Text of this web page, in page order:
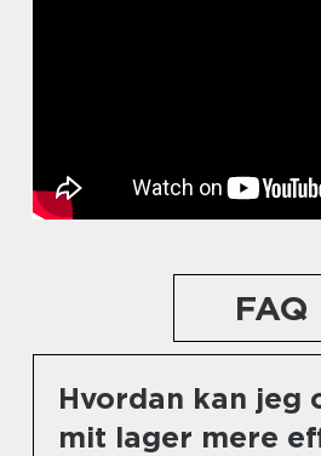
FAQ
Hvordan kan jeg
mit lager mere